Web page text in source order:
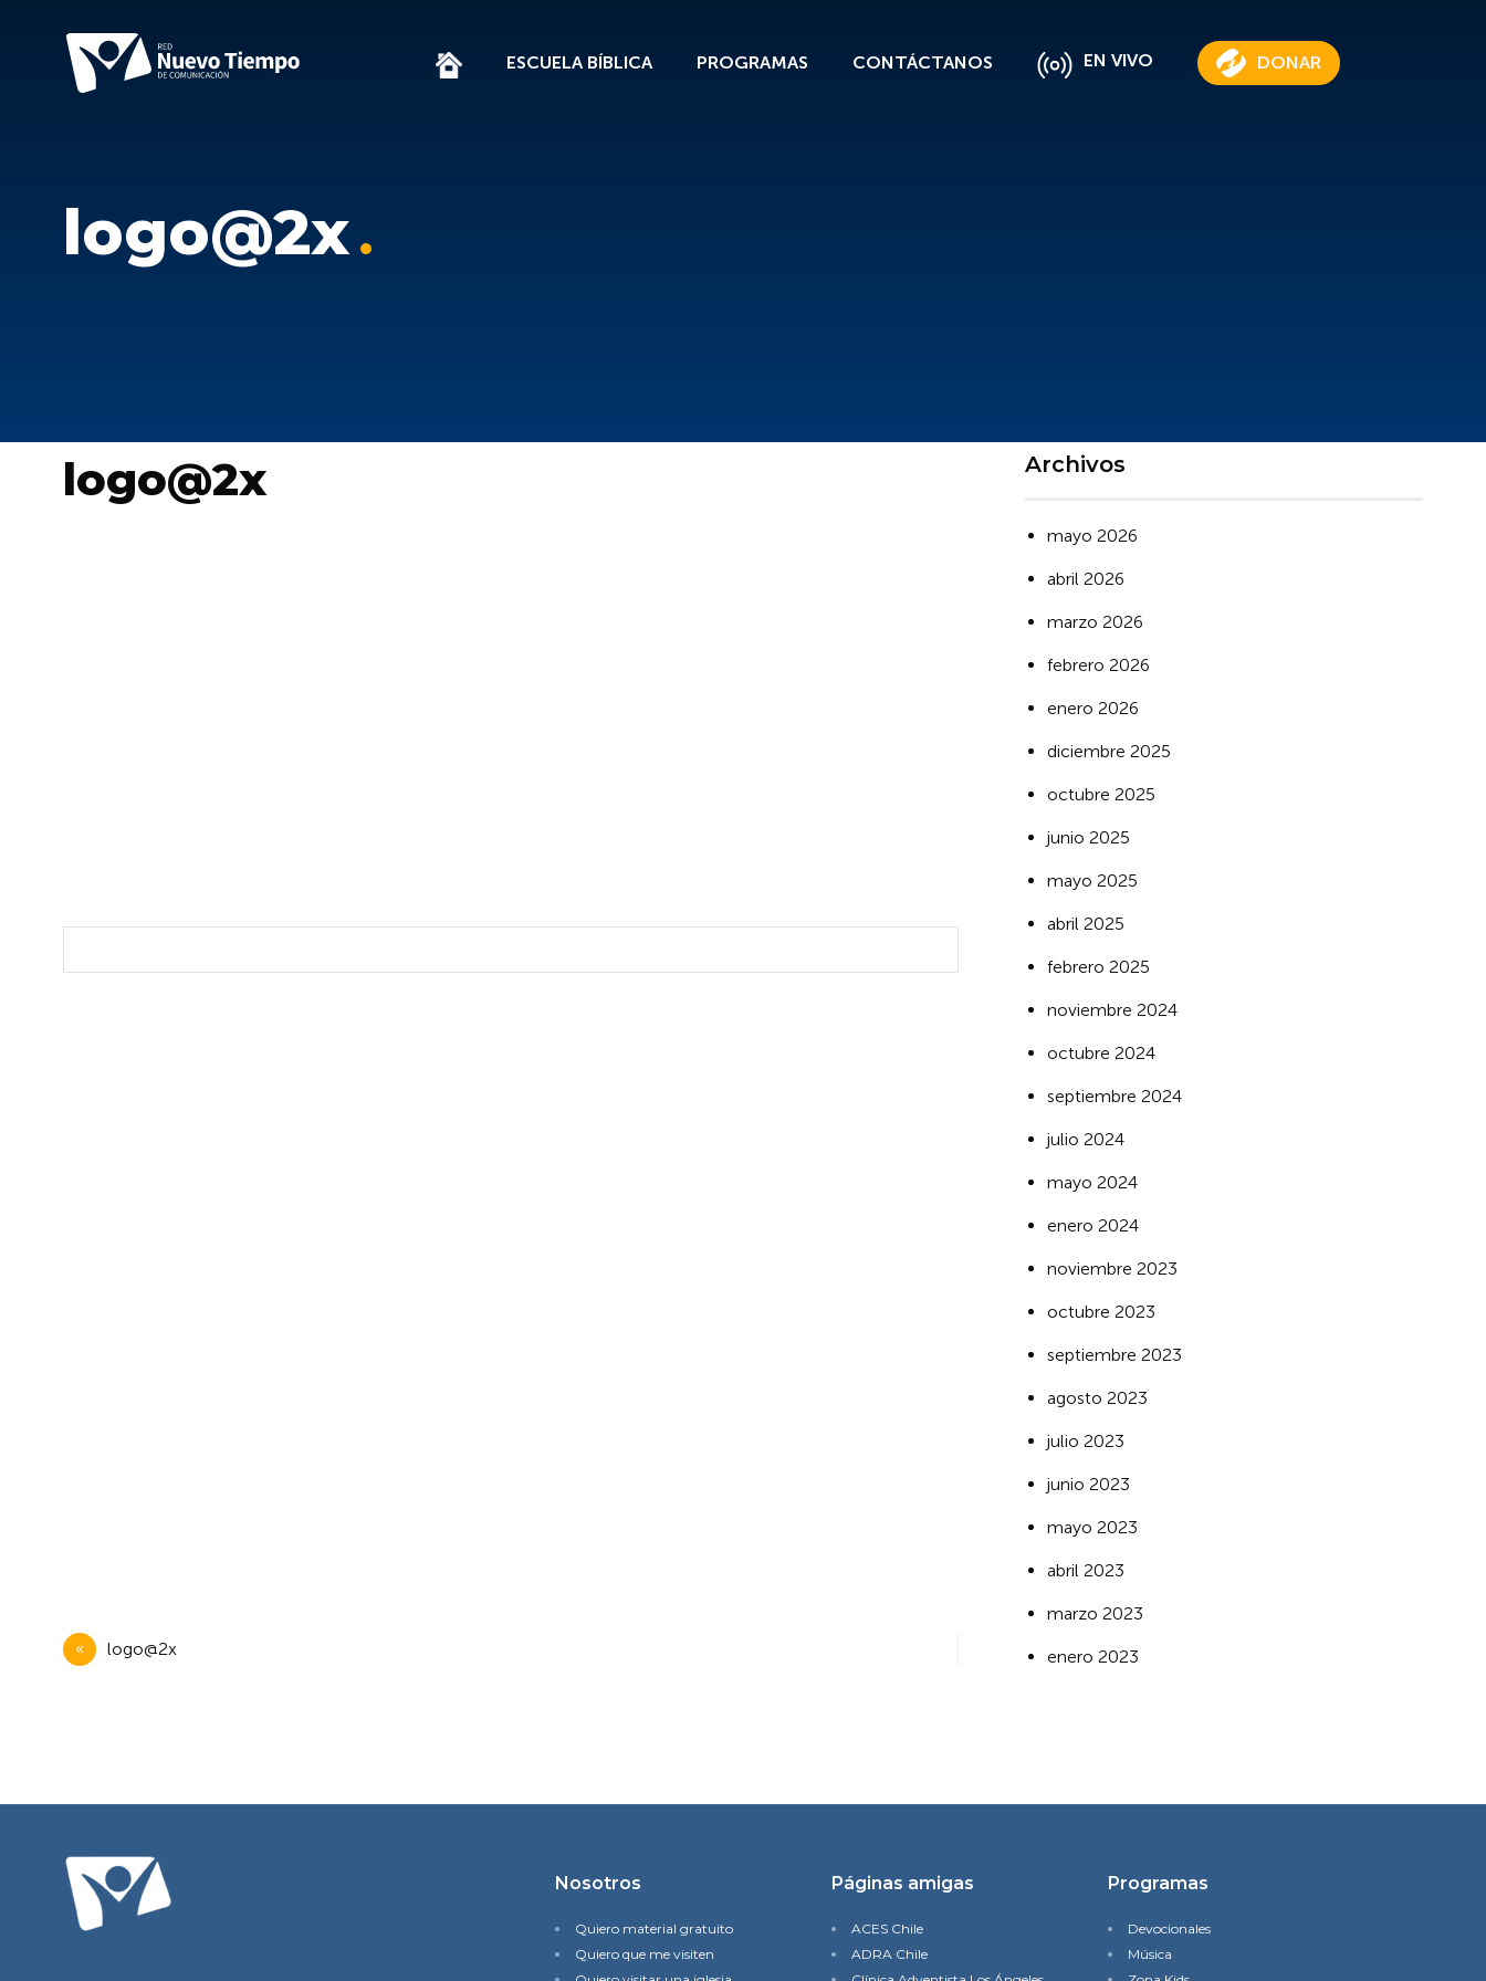
ESCUELA BÍBLICA PROGRAMAS CONTÁCTANOS EN VIVO DONAR
logo@2x
logo@2x
Navegación
de
logo@2x
Archivos
mayo 2026
abril 2026
marzo 2026
febrero 2026
enero 2026
diciembre 2025
octubre 2025
junio 2025
mayo 2025
abril 2025
febrero 2025
noviembre 2024
octubre 2024
septiembre 2024
julio 2024
mayo 2024
enero 2024
noviembre 2023
octubre 2023
septiembre 2023
agosto 2023
julio 2023
junio 2023
mayo 2023
abril 2023
marzo 2023
enero 2023
Nosotros
Quiero material gratuito
Quiero que me visiten
Páginas amigas
ACES Chile
ADRA Chile
Programas
Devocionales
Música